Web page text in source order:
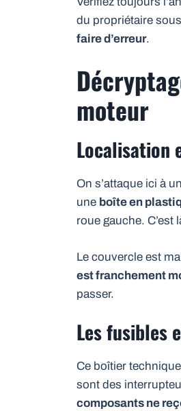
du propriétaire
faire d’erreur.
moteur
Localisation
On s’attaque ici à
une boîte en
roue gauche. C’est
Le couvercle est
est franchement
passer.
Les fusibles
Ce boîtier
sont des
composants ne